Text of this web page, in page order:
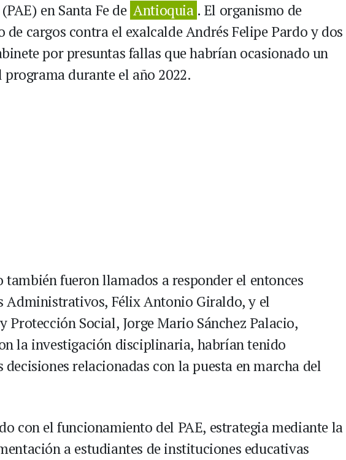
en Santa Fe de Antioquia . El organismo de
cargos contra el exalcalde Andrés Felipe Pardo y dos
por presuntas fallas que habrían ocasionado un
durante el año 2022.
fueron llamados a responder el entonces
Administrativos, Félix Antonio Giraldo, y el
Protección Social, Jorge Mario Sánchez Palacio,
la investigación disciplinaria, habrían tenido
relacionadas con la puesta en marcha del
con el funcionamiento del PAE, estrategia mediante la
a estudiantes de instituciones educativas